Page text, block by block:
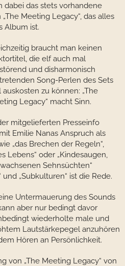
das stets vorhandene
Meeting Legacy“, das alles
Album ist.
braucht man keinen
die elf auch mal
und disharmonisch
Song-Perlen des Sets
auskosten zu können: „The
Legacy“ macht Sinn.
mitgelieferten Presseinfo
Emilie Nanas Anspruch als
„das Brechen der Regeln“,
Lebens“ oder „Kindesaugen,
Sehnsüchten“
„Subkulturen“ ist die Rede.
Untermauerung des Sounds
aber nur bedingt davor
wiederholte male und
Lautstärkepegel anzuhören
Hören an Persönlichkeit.
von „The Meeting Legacy“ von